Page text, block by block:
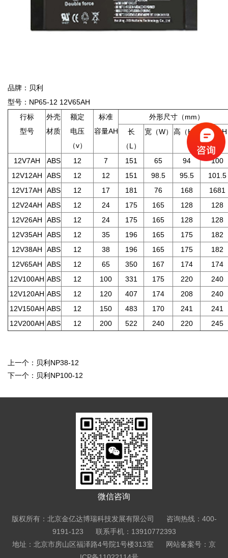
品牌：贝利
型号：NP65-12 12V65AH
行标
型号
外壳
材质
额定
电压
（v）
标准
容量AH
外形尺寸（mm）
长
（L ）
宽（W） 高（H 总高（H
12V7AH ABS 12 7 151 65 94
100
12V12AH
ABS 12 12 151 98.5 95.5
101.5
12V17AH
ABS 12 17 181 76 168
1681
12V24AH
ABS 12 24 175 165 128
128
12V26AH
ABS 12 24 175 165 128
128
12V35AH
ABS 12 35 196 165 175
182
12V38AH
ABS 12 38 196 165 175
182
12V65AH
ABS 12 65 350 167 174
174
12V100AH ABS 12 100 331 175 220
240
12V120AH ABS 12 120 407 174 208
240
12V150AH ABS 12 150 483 170 241
241
12V200AH ABS 12 200 522 240 220 245
上一个： 贝利NP38-12
下一个： 贝利NP100-12
微信咨询
版权所有：北京金亿达博瑞科技发展有限公司 咨询热线：400-
9191-123 联系手机：13910772393
地址：北京市房山区福泽路4号院1号楼313室 网站备案号：京